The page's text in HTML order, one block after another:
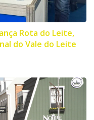
Rota do Leite,
do Vale do Leite